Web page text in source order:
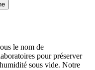
le nom de
pour préserver
sous vide. Notre